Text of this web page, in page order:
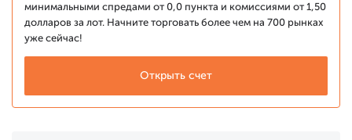
минимальными спредами от 0,0 пункта и комиссиями от 1,50
долларов за лот. Начните торговать более чем на 700 рынках
уже сейчас!
Открыть счет